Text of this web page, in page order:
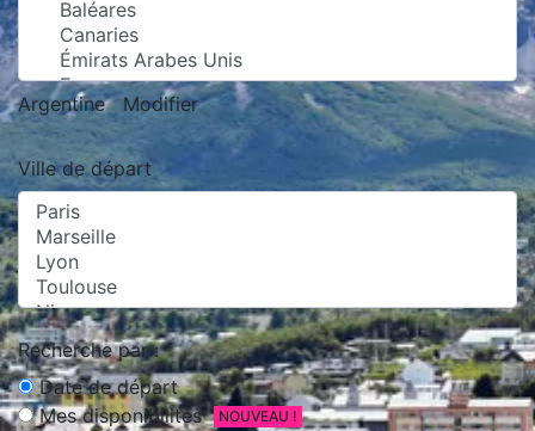
Argentine Modifier
Ville de départ
Recherche par :
Date de départ
Mes disponibilités
NOUVEAU !